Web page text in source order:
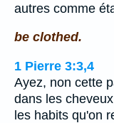
autres comme
be clothed.
1 Pierre 3:3,4
Ayez, non cette
dans les
les habits qu'on